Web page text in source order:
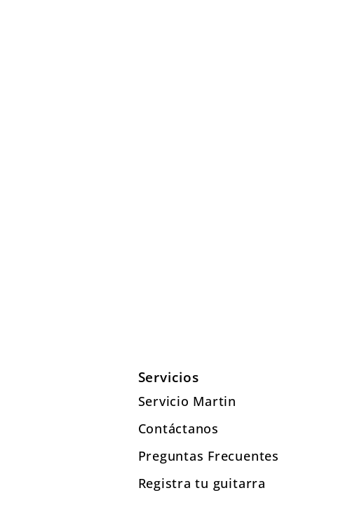
Servicios
Servicio Martin
Contáctanos
Preguntas Frecuentes
Registra tu guitarra